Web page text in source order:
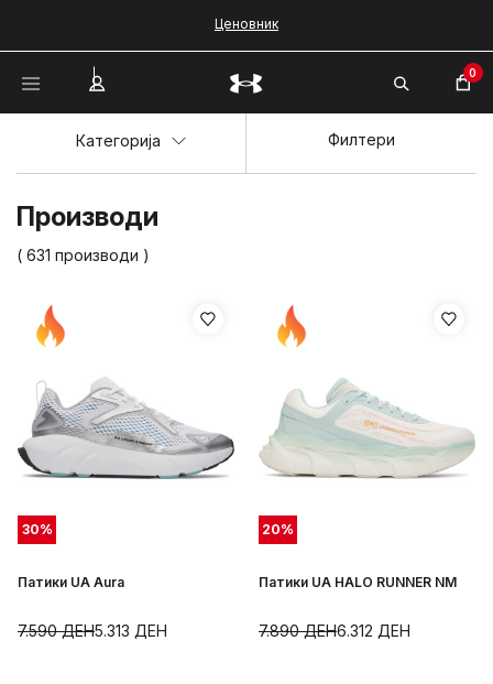
Ценовник
0
Производи
( 631 производи )
Категорија Филтери
30%
Патики UA Aura
5.313 ДЕН
7.590ДЕН
20%
Патики UA HALO RUNNER NM
6.312 ДЕН
7.890ДЕН